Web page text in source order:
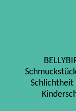
Schlichtheit